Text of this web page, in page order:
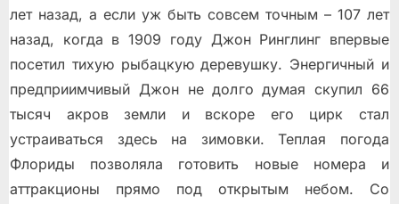
лет назад, а если уж быть совсем точным – 107 лет
назад, когда в 1909 году Джон Ринглинг впервые
посетил тихую рыбацкую деревушку. Энергичный и
предприимчивый Джон не долго думая скупил 66
тысяч акров земли и вскоре его цирк стал
устраиваться здесь на зимовки. Теплая погода
Флориды позволяла готовить новые номера и
аттракционы прямо под открытым небом. Со